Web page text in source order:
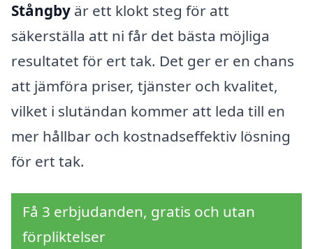
Stångby är ett klokt steg för att
säkerställa att ni får det bästa möjliga
resultatet för ert tak. Det ger er en chans
att jämföra priser, tjänster och kvalitet,
vilket i slutändan kommer att leda till en
mer hållbar och kostnadseffektiv lösning
för ert tak.
Få 3 erbjudanden, gratis och utan
förpliktelser